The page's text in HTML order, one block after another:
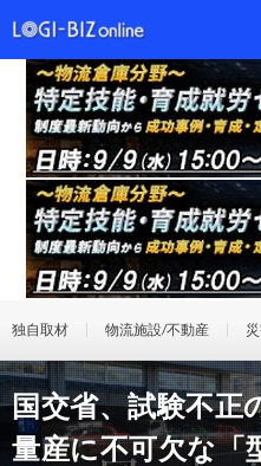
独自取材 物流施設/不動産
国交省、試験不正
量産に不可欠な「